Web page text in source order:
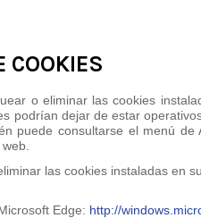
COOKIES
o eliminar las cookies
podrían dejar de estar
puede consultarse el menú
las cookies instaladas en
Edge: http://